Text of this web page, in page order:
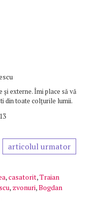
și externe. Îmi place să vă
din toate colțurile lumii.
articolul urmator
,casatorit,Traian
, zvonuri,Bogdan